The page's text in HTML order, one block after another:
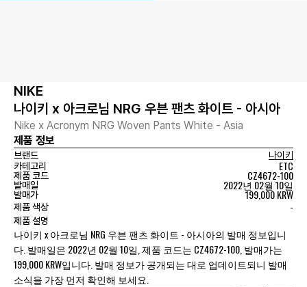
NIKE
나이키 x 아크로님 NRG 우븐 팬츠 화이트 - 아시아
Nike x Acronym NRG Woven Pants White - Asia
제품 정보
브랜드
나이키
카테고리
ETC
제품 코드 CZ4672-100
발매일 2022년 02월 10일
발매가 199,000 KRW
제품 색상 -
제품 설명
나이키 x 아크로님 NRG 우븐 팬츠 화이트 - 아시아의 발매 정보입니
다. 발매일은 2022년 02월 10일, 제품 코드는 CZ4672-100, 발매가는
199,000 KRW입니다. 발매 정보가 공개되는 대로 업데이트되니 발매
소식을 가장 먼저 확인해 보세요.